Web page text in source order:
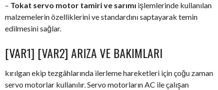
– Tokat servo motor tamiri ve sarımı işlemlerinde kullanılan
malzemelerin özelliklerini ve standardını saptayarak temin
edilmesini sağlar.
[VAR1] [VAR2] ARIZA VE BAKIMLARI
kırılgan ekip tezgâhlarında ilerleme hareketleri için çoğu zaman
servo motorlar kullanılır. Servo motorların AC ile çalışan